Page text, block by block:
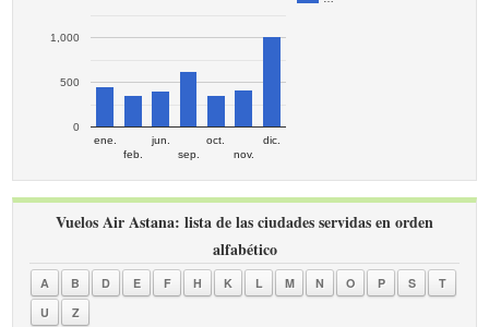
ene.
feb.
jun.
sep.
oct.
nov.
dic.
0
500
1,000
Vuelos Air Astana: lista de las ciudades servidas en orden
alfabético
A B D E F H K L M N O P S
T
U
Z